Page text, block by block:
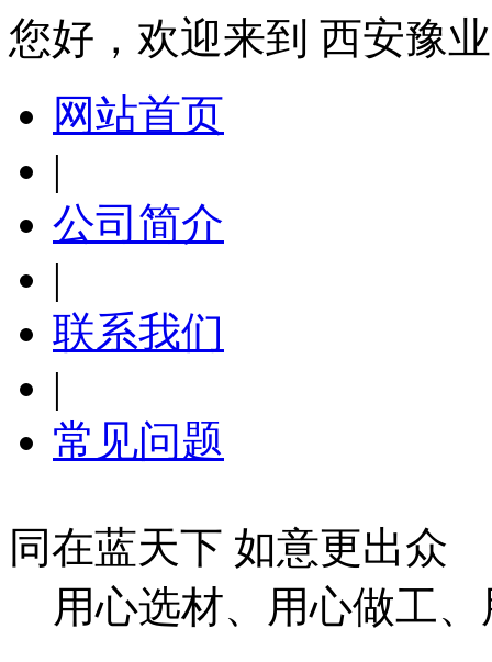
您好，欢迎来到 西安豫
网站首页
|
公司简介
|
联系我们
|
常见问题
同在蓝天下 如意更出众
用心选材、用心做工